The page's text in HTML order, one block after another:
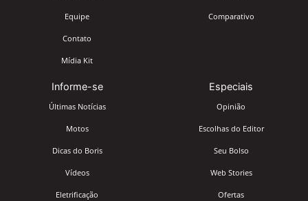
Equipe
Contato
Mídia Kit
Comparativo
Informe-se
Últimas Notícias
Motos
Dicas do Boris
Vídeos
Eletrificação
Especiais
Opinião
Escolhas do Editor
Seu Bolso
Web Stories
Ofertas